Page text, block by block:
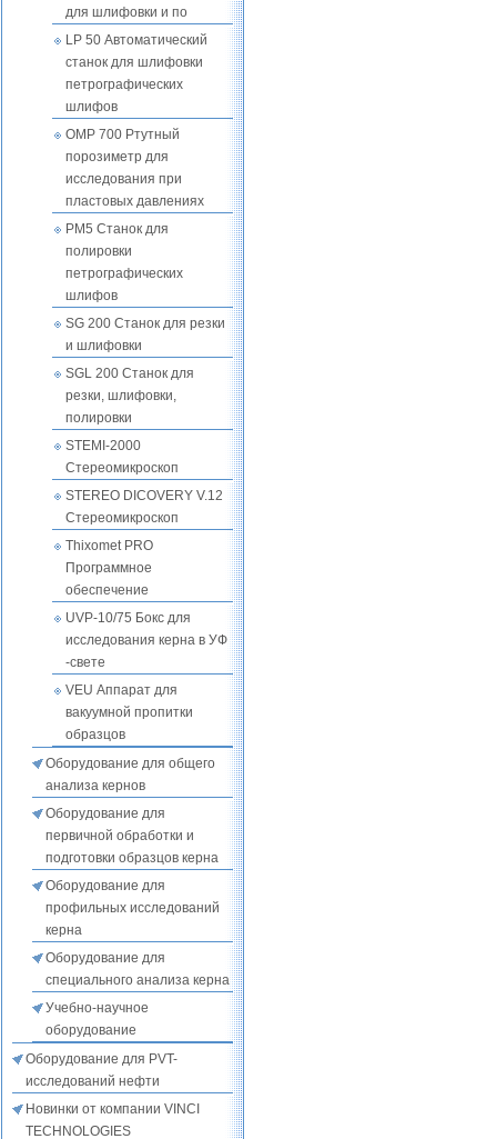
для шлифовки и по
LP 50 Автоматический
станок для шлифовки
петрографических
шлифов
OMP 700 Ртутный
порозиметр для
исследования при
пластовых давлениях
PM5 Станок для
полировки
петрографических
шлифов
SG 200 Станок для резки
и шлифовки
SGL 200 Станок для
резки, шлифовки,
полировки
STEMI-2000
Стереомикроскоп
STEREO DIСOVERY V.12
Стереомикроскоп
Thixomet PRO
Программное
обеспечение
UVP-10/75 Бокс для
исследования керна в УФ
-свете
VEU Аппарат для
вакуумной пропитки
образцов
Оборудование для общего
анализа кернов
Оборудование для
первичной обработки и
подготовки образцов керна
Оборудование для
профильных исследований
керна
Оборудование для
специального анализа керна
Учебно-научное
оборудование
Оборудование для PVT-
исследований нефти
Новинки от компании VINCI
TECHNOLOGIES